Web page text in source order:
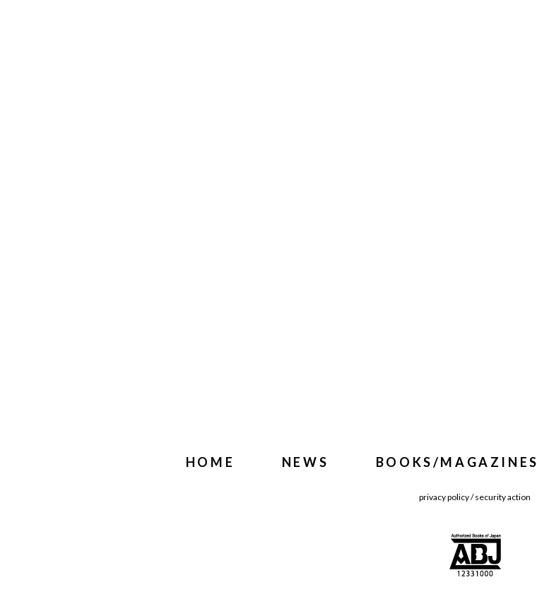
HOME NEWS BOOKS/MAGAZINES
privacy policy/security action